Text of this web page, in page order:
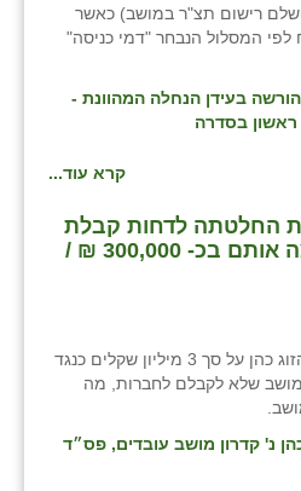
רישום תצ"ר במושב) כאשר
המסלול הנבחר "דמי כניסה"
בעידן הנחלה המהוונת -
בסדרה
קרא עוד...
החלטתה לדחות קבלת
חברים חדשים ותפצה אותם בכ- 300,000 ₪ /
תביעה כספית שהגישו בני הזוג כהן על סך 3 מיליון שקלים כנגד
שלא לקבלם לחברות, מה
5021-10-14 – כהן נ' קדרון מושב עובדים, פס״ד